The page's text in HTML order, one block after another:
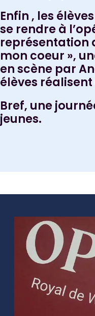
Enfin , les
se rendre à
représentation
mon coeur »,
en scène par
élèves
Bref, une
jeunes.